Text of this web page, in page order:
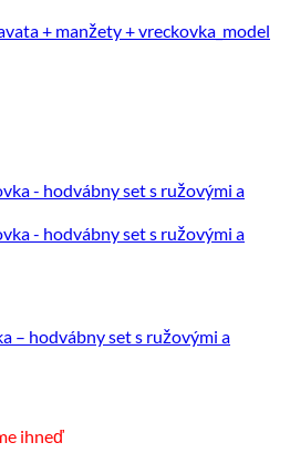
+ manžety + vreckovka_model
– hodvábny set s ružovými a
ihneď